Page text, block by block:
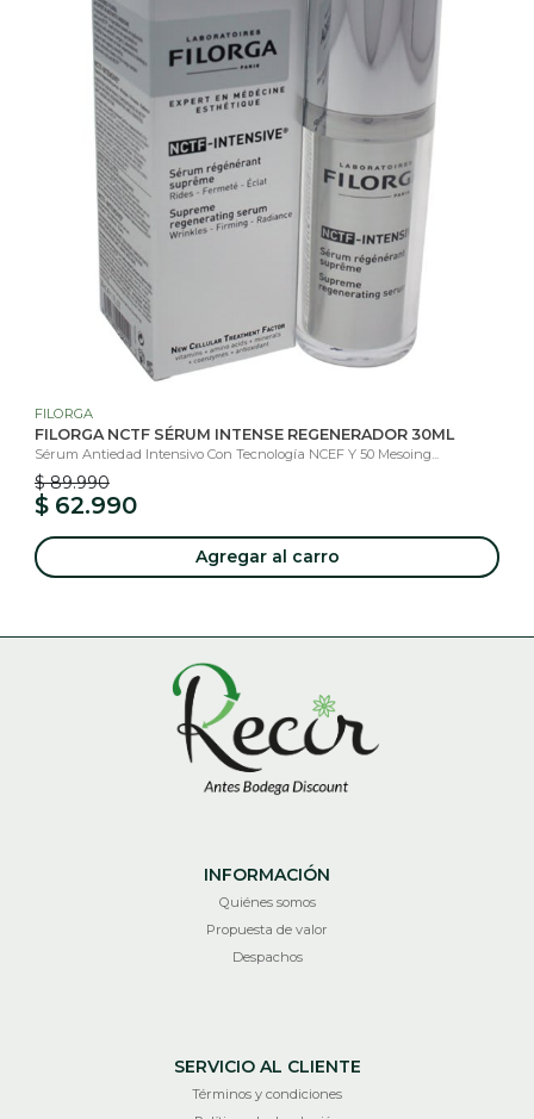
FILORGA
FILORGA NCTF SÉRUM INTENSE REGENERADOR 30ML
Sérum Antiedad Intensivo Con Tecnología NCEF Y 50 Mesoing...
$ 89.990
$ 62.990
Agregar al carro
INFORMACIÓN
Quiénes somos
Propuesta de valor
Despachos
SERVICIO AL CLIENTE
Términos y condiciones